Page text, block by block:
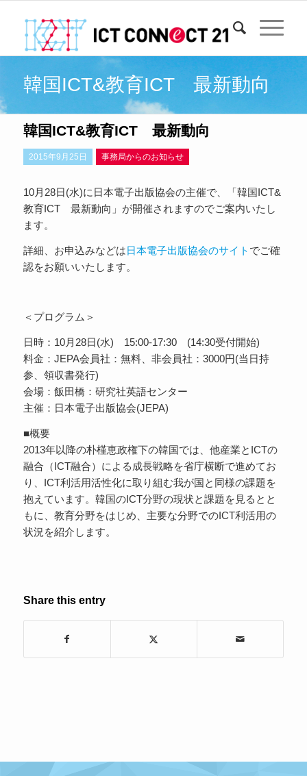
韓国ICT&教育ICT 最新動向
韓国ICT&教育ICT 最新動向
2015年9月25日 事務局からのお知らせ
10月28日(水)に日本電子出版協会の主催で、「韓国ICT&
教育ICT 最新動向」が開催されますのでご案内いたし
ます。
詳細、お申込みなどは日本電子出版協会のサイト でご確
認をお願いいたします。
＜プログラム＞
日時：10月28日(水) 15:00-17:30 (14:30受付開始)
料金：JEPA会員社：無料、非会員社：3000円(当日持
参、領収書発行)
会場：飯田橋：研究社英語センター
主催：日本電子出版協会(JEPA)
■概要
2013年以降の朴槿恵政権下の韓国では、他産業とICTの
融合（ICT融合）による成長戦略を省庁横断で進めてお
り、ICT利活用活性化に取り組む我が国と同様の課題を
抱えています。韓国のICT分野の現状と課題を見るとと
もに、教育分野をはじめ、主要な分野でのICT利活用の
状況を紹介します。
Share this entry